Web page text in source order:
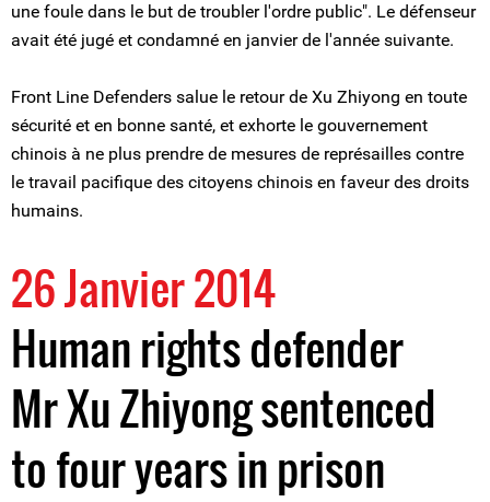
une foule dans le but de troubler l'ordre public". Le défenseur
avait été jugé et condamné en janvier de l'année suivante.
Front Line Defenders salue le retour de Xu Zhiyong en toute
sécurité et en bonne santé, et exhorte le gouvernement
chinois à ne plus prendre de mesures de représailles contre
le travail pacifique des citoyens chinois en faveur des droits
humains.
26 Janvier 2014
Human rights defender
Mr Xu Zhiyong sentenced
to four years in prison